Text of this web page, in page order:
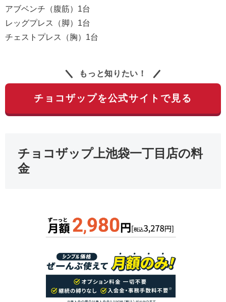
アブベンチ（腹筋）1台
レッグプレス（脚）1台
チェストプレス（胸）1台
もっと知りたい！
チョコザップを公式サイトで見る
チョコザップ上池袋一丁目店の料
金